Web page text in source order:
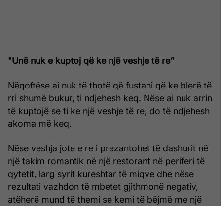
"Unë nuk e kuptoj që ke një veshje të re"
Nëqoftëse ai nuk të thotë që fustani që ke blerë të
rri shumë bukur, ti ndjehesh keq. Nëse ai nuk arrin
të kuptojë se ti ke një veshje të re, do të ndjehesh
akoma më keq.
Nëse veshja jote e re i prezantohet të dashurit në
një takim romantik në një restorant në periferi të
qytetit, larg syrit kureshtar të miqve dhe nëse
rezultati vazhdon të mbetet gjithmonë negativ,
atëherë mund të themi se kemi të bëjmë me një